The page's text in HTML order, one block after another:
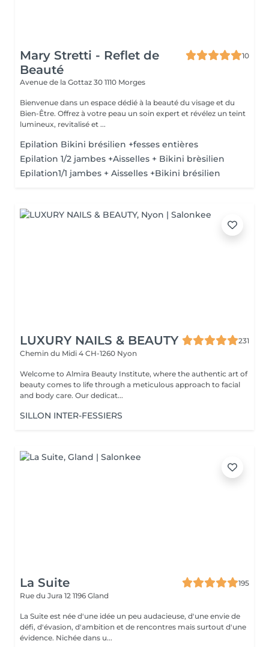
Mary Stretti - Reflet de
Beauté
10
Avenue de la Gottaz 30 1110 Morges
Bienvenue dans un espace dédié à la beauté du visage et du
Bien-Être. Offrez à votre peau un soin expert et révélez un teint
lumineux, revitalisé et ...
Epilation Bikini brésilien +fesses entières
Epilation 1/2 jambes +Aisselles + Bikini brèsilien
Epilation1/1 jambes + Aisselles +Bikini brésilien
LUXURY NAILS & BEAUTY
231
Chemin du Midi 4 CH-1260 Nyon
Welcome to Almira Beauty Institute, where the authentic art of
beauty comes to life through a meticulous approach to facial
and body care. Our dedicat...
SILLON INTER-FESSIERS
La Suite
195
Rue du Jura 12 1196 Gland
La Suite est née d'une idée un peu audacieuse, d'une envie de
défi, d'évasion, d'ambition et de rencontres mais surtout d'une
évidence. Nichée dans u...